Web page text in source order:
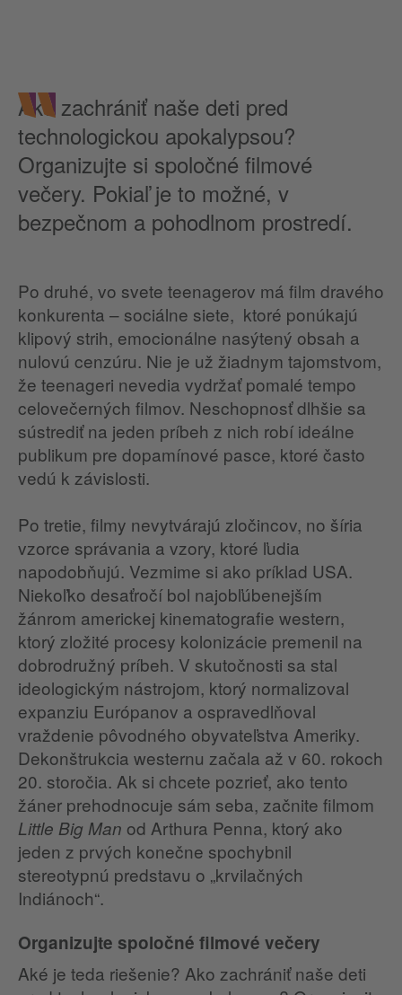
Ako zachrániť naše deti pred
technologickou apokalypsou?
Organizujte si spoločné filmové
večery. Pokiaľ je to možné, v
bezpečnom a pohodlnom prostredí.
Po druhé, vo svete teenagerov má film dravého
konkurenta – sociálne siete, ktoré ponúkajú
klipový strih, emocionálne nasýtený obsah a
nulovú cenzúru. Nie je už žiadnym tajomstvom,
že teenageri nevedia vydržať pomalé tempo
celovečerných filmov. Neschopnosť dlhšie sa
sústrediť na jeden príbeh z nich robí ideálne
publikum pre dopamínové pasce, ktoré často
vedú k závislosti.
Po tretie, filmy nevytvárajú zločincov, no šíria
vzorce správania a vzory, ktoré ľudia
napodobňujú. Vezmime si ako príklad USA.
Niekoľko desaťročí bol najobľúbenejším
žánrom americkej kinematografie western,
ktorý zložité procesy kolonizácie premenil na
dobrodružný príbeh. V skutočnosti sa stal
ideologickým nástrojom, ktorý normalizoval
expanziu Európanov a ospravedlňoval
vraždenie pôvodného obyvateľstva Ameriky.
Dekonštrukcia westernu začala až v 60. rokoch
20. storočia. Ak si chcete pozrieť, ako tento
žáner prehodnocuje sám seba, začnite filmom
Little Big Man od Arthura Penna, ktorý ako
jeden z prvých konečne spochybnil
stereotypnú predstavu o „krvilačných
Indiánoch“.
Organizujte spoločné filmové večery
Aké je teda riešenie? Ako zachrániť naše deti